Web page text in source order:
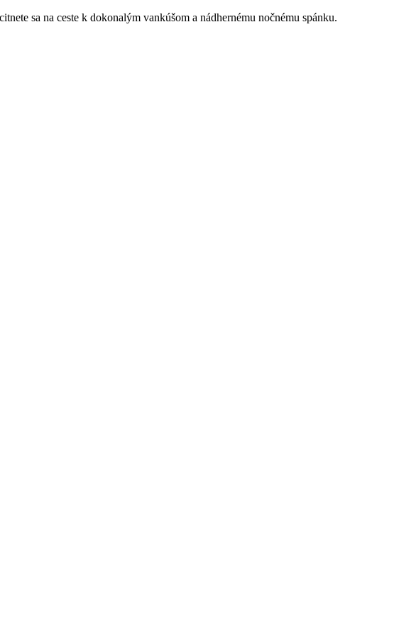
sa na ceste k dokonalým vankúšom a nádhernému nočnému spánku.